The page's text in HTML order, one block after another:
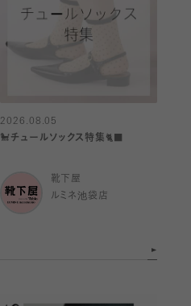
2026.08.05
🐩チュールソックス特集🐈‍⬛
靴下屋
ルミネ池袋店